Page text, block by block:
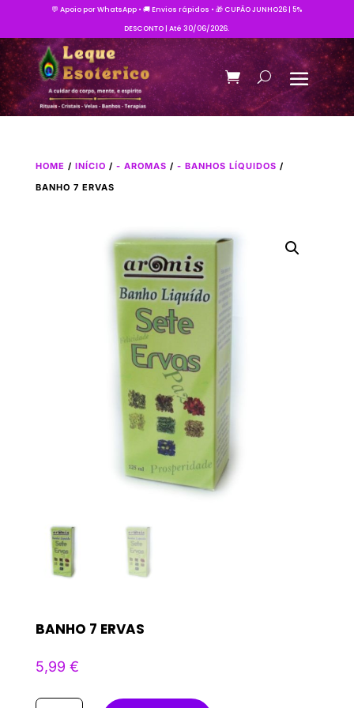
💬 Apoio por WhatsApp • 🚚 Envios rápidos • 🎁 CUPÃO JUNHO26 | 5%
DESCONTO | Até 30/06/2026.
HOME / INÍCIO / - AROMAS / - BANHOS LÍQUIDOS /
BANHO 7 ERVAS
BANHO 7 ERVAS
5,99 €